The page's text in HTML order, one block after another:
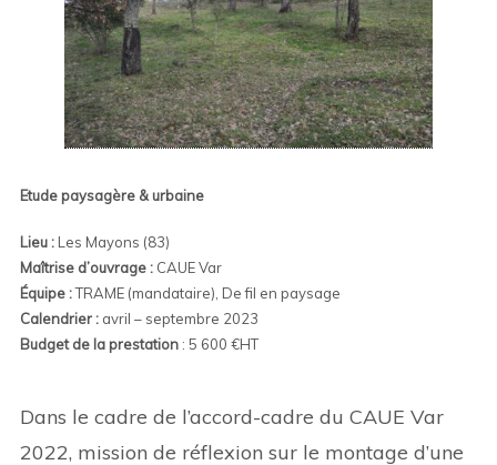
Etude paysagère & urbaine
Lieu : Les Mayons (83)
Maîtrise d’ouvrage : CAUE Var
Équipe :TRAME (mandataire), De fil en paysage
Calendrier : avril – septembre 2023
Budget de la prestation : 5 600 €HT
Dans le cadre de l’accord-cadre du CAUE Var
2022, mission de réflexion sur le montage d’une